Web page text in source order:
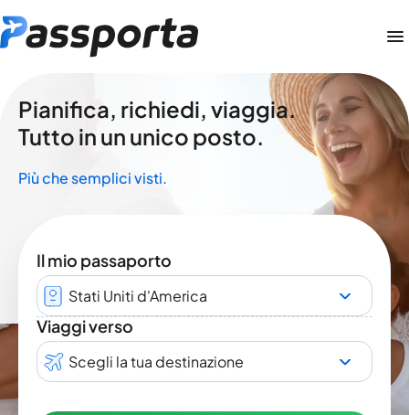
Pianifica, richiedi, viaggia.
Tutto in un unico posto.
Più che semplici visti.
Il mio passaporto
Stati Uniti d'America
Viaggi verso
Scegli la tua destinazione